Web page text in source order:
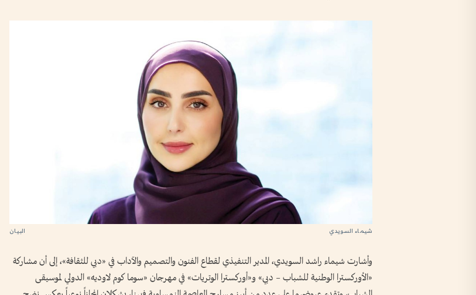
شيماء السويدي
وأشارت شيماء راشد السويدي، المدير التنفيذي لقطاع الفنون والتصميم والآداب في «دبي للثقافة»، إلى أن مشاركة
«الأوركسترا الوطنية للشباب – دبي» و«أوركسترا الوتريات» في مهرجان «سوما كوم لاوديه» الدولي لموسيقى